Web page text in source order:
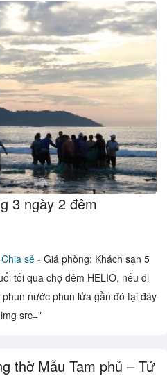
3 ngày 2 đêm
sẻ - Giá phòng: Khách sạn 5
tối qua chợ đêm HELIO, nếu đi
nước phun lửa gần đó tại đây
src="
thờ Mẫu Tam phủ – Tứ